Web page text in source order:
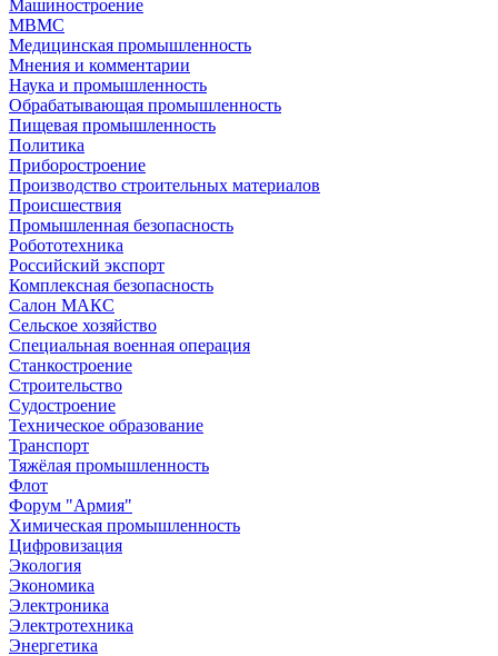
Машиностроение
МВМС
Медицинская промышленность
Мнения и комментарии
Наука и промышленность
Обрабатывающая промышленность
Пищевая промышленность
Политика
Приборостроение
Производство строительных материалов
Происшествия
Промышленная безопасность
Робототехника
Российский экспорт
Комплексная безопасность
Салон МАКС
Сельское хозяйство
Специальная военная операция
Станкостроение
Строительство
Судостроение
Техническое образование
Транспорт
Тяжёлая промышленность
Флот
Форум "Армия"
Химическая промышленность
Цифровизация
Экология
Экономика
Электроника
Электротехника
Энергетика